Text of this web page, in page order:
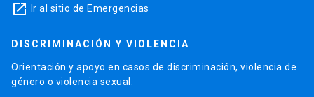
launch Ir al sitio de Emergencias
DISCRIMINACIÓN Y VIOLENCIA
Orientación y apoyo en casos de discriminación, violencia de
género o violencia sexual.